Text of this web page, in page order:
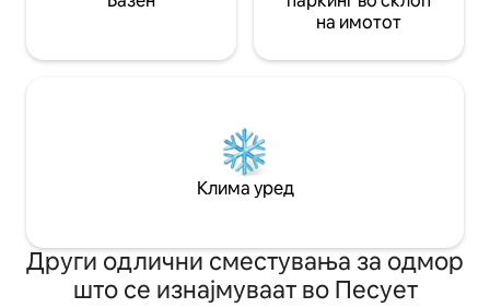
на имотот
Клима уред
Други одлични сместувања за одмор
што се изнајмуваат во Песует